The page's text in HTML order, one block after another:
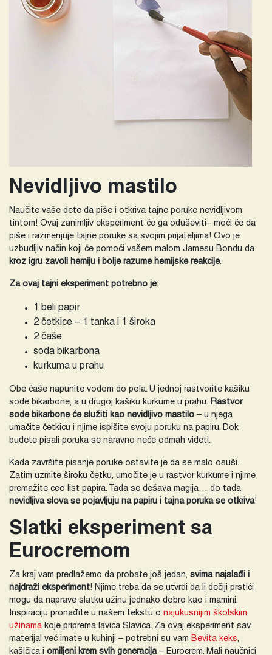
Nevidljivo mastilo
Naučite vaše dete da piše i otkriva tajne poruke nevidljivom
tintom! Ovaj zanimljiv eksperiment će ga oduševiti– moći će da
piše i razmenjuje tajne poruke sa svojim prijateljima! Ovo je
uzbudljiv način koji će pomoći vašem malom Jamesu Bondu da
kroz igru zavoli hemiju i bolje razume hemijske reakcije.
Za ovaj tajni eksperiment potrebno je:
1 beli papir
2 četkice – 1 tanka i 1 široka
2 čaše
soda bikarbona
kurkuma u prahu
Obe čaše napunite vodom do pola. U jednoj rastvorite kašiku
sode bikarbone, a u drugoj kašiku kurkume u prahu. Rastvor
sode bikarbone će služiti kao nevidljivo mastilo – u njega
umačite četkicu i njime ispišite svoju poruku na papiru. Dok
budete pisali poruka se naravno neće odmah videti.
Kada završite pisanje poruke ostavite je da se malo osuši.
Zatim uzmite široku četku, umočite je u rastvor kurkume i njime
premažite ceo list papira. Tada se dešava magija… do tada
nevidljiva slova se pojavljuju na papiru i tajna poruka se otkriva!
Slatki eksperiment sa
Eurocremom
Za kraj vam predlažemo da probate još jedan, svima najslađi i
najdraži eksperiment! Njime treba da se utvrdi da li dečiji prstići
mogu da naprave slatku užinu jednako dobro kao i mamini.
Inspiraciju pronađite u našem tekstu o najukusnijim školskim
užinama koje priprema lavica Slavica. Za ovaj eksperiment sav
materijal već imate u kuhinji – potrebni su vam Bevita keks,
kašičica i omiljeni krem svih generacija– Eurocrem. Mali naučnici